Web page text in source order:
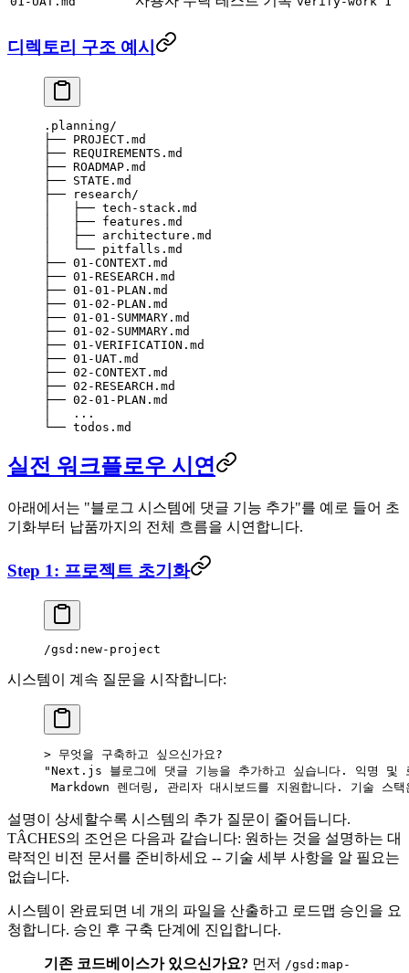
디렉토리 구조 예시
.planning/
├── PROJECT.md
├── REQUIREMENTS.md
├── ROADMAP.md
├── STATE.md
├── research/
│   ├── tech-stack.md
│   ├── features.md
│   ├── architecture.md
│   └── pitfalls.md
├── 01-CONTEXT.md
├── 01-RESEARCH.md
├── 01-01-PLAN.md
├── 01-02-PLAN.md
├── 01-01-SUMMARY.md
├── 01-02-SUMMARY.md
├── 01-VERIFICATION.md
├── 01-UAT.md
├── 02-CONTEXT.md
├── 02-RESEARCH.md
├── 02-01-PLAN.md
│   ...
└── todos.md
실전 워크플로우 시연
아래에서는 "블로그 시스템에 댓글 기능 추가"를 예로 들어 초
기화부터 납품까지의 전체 흐름을 시연합니다.
Step 1: 프로젝트 초기화
/gsd:new-project
시스템이 계속 질문을 시작합니다:
> 무엇을 구축하고 싶으신가요?
"Next.js 블로그에 댓글 기능을 추가하고 싶습니다. 익명 및
Markdown 렌더링, 관리자 대시보드를 지원합니다. 기술 스
설명이 상세할수록 시스템의 추가 질문이 줄어듭니다.
TÂCHES의 조언은 다음과 같습니다: 원하는 것을 설명하는 대
략적인 비전 문서를 준비하세요 -- 기술 세부 사항을 알 필요는
없습니다.
시스템이 완료되면 네 개의 파일을 산출하고 로드맵 승인을 요
청합니다. 승인 후 구축 단계에 진입합니다.
기존 코드베이스가 있으신가요? 먼저 /gsd:map-